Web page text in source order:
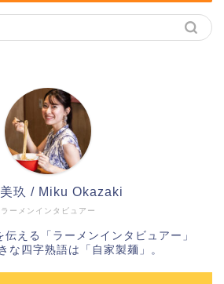
ラーメンインタビュアー
玖 / Miku Okazaki
える「ラーメンインタビュアー」
な四字熟語は「自家製麺」。